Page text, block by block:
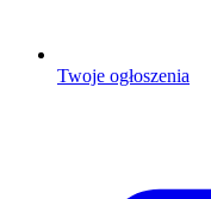
Twoje ogłoszenia